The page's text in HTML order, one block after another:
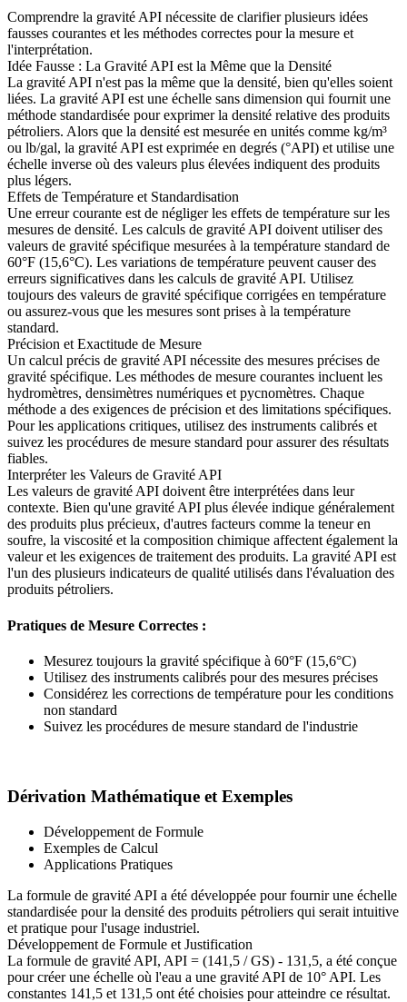
Comprendre la gravité API nécessite de clarifier plusieurs idées
fausses courantes et les méthodes correctes pour la mesure et
l'interprétation.
Idée Fausse : La Gravité API est la Même que la Densité
La gravité API n'est pas la même que la densité, bien qu'elles soient
liées. La gravité API est une échelle sans dimension qui fournit une
méthode standardisée pour exprimer la densité relative des produits
pétroliers. Alors que la densité est mesurée en unités comme kg/m³
ou lb/gal, la gravité API est exprimée en degrés (°API) et utilise une
échelle inverse où des valeurs plus élevées indiquent des produits
plus légers.
Effets de Température et Standardisation
Une erreur courante est de négliger les effets de température sur les
mesures de densité. Les calculs de gravité API doivent utiliser des
valeurs de gravité spécifique mesurées à la température standard de
60°F (15,6°C). Les variations de température peuvent causer des
erreurs significatives dans les calculs de gravité API. Utilisez
toujours des valeurs de gravité spécifique corrigées en température
ou assurez-vous que les mesures sont prises à la température
standard.
Précision et Exactitude de Mesure
Un calcul précis de gravité API nécessite des mesures précises de
gravité spécifique. Les méthodes de mesure courantes incluent les
hydromètres, densimètres numériques et pycnomètres. Chaque
méthode a des exigences de précision et des limitations spécifiques.
Pour les applications critiques, utilisez des instruments calibrés et
suivez les procédures de mesure standard pour assurer des résultats
fiables.
Interpréter les Valeurs de Gravité API
Les valeurs de gravité API doivent être interprétées dans leur
contexte. Bien qu'une gravité API plus élevée indique généralement
des produits plus précieux, d'autres facteurs comme la teneur en
soufre, la viscosité et la composition chimique affectent également la
valeur et les exigences de traitement des produits. La gravité API est
l'un des plusieurs indicateurs de qualité utilisés dans l'évaluation des
produits pétroliers.
Pratiques de Mesure Correctes :
Mesurez toujours la gravité spécifique à 60°F (15,6°C)
Utilisez des instruments calibrés pour des mesures précises
Considérez les corrections de température pour les conditions
non standard
Suivez les procédures de mesure standard de l'industrie
Dérivation Mathématique et Exemples
Développement de Formule
Exemples de Calcul
Applications Pratiques
La formule de gravité API a été développée pour fournir une échelle
standardisée pour la densité des produits pétroliers qui serait intuitive
et pratique pour l'usage industriel.
Développement de Formule et Justification
La formule de gravité API, API = (141,5 / GS) - 131,5, a été conçue
pour créer une échelle où l'eau a une gravité API de 10° API. Les
constantes 141,5 et 131,5 ont été choisies pour atteindre ce résultat.